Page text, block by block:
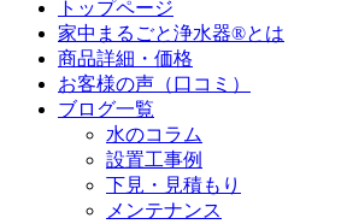
トップページ
家中まるごと浄水器®とは
商品詳細・価格
お客様の声（口コミ）
ブログ一覧
水のコラム
設置工事例
下見・見積もり
メンテナンス